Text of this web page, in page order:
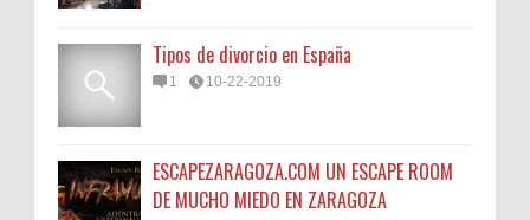
Tipos de divorcio en España
1 10-22-2019
ESCAPEZARAGOZA.COM UN ESCAPE ROOM
DE MUCHO MIEDO EN ZARAGOZA